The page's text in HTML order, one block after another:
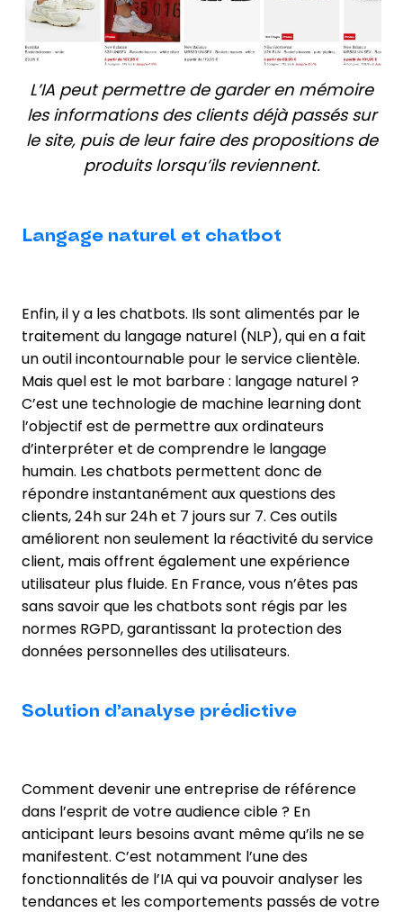
L’IA peut permettre de garder en mémoire
les informations des clients déjà passés sur
le site, puis de leur faire des propositions de
produits lorsqu’ils reviennent.
Langage naturel et chatbot
Enfin, il y a les chatbots. Ils sont alimentés par le
traitement du langage naturel (NLP), qui en a fait
un outil incontournable pour le service clientèle.
Mais quel est le mot barbare : langage naturel ?
C’est une technologie de machine learning dont
l’objectif est de permettre aux ordinateurs
d’interpréter et de comprendre le langage
humain. Les chatbots permettent donc de
répondre instantanément aux questions des
clients, 24h sur 24h et 7 jours sur 7. Ces outils
améliorent non seulement la réactivité du service
client, mais offrent également une expérience
utilisateur plus fluide. En France, vous n’êtes pas
sans savoir que les chatbots sont régis par les
normes RGPD, garantissant la protection des
données personnelles des utilisateurs.
Solution d’analyse prédictive
Comment devenir une entreprise de référence
dans l’esprit de votre audience cible ? En
anticipant leurs besoins avant même qu’ils ne se
manifestent. C’est notamment l’une des
fonctionnalités de l’IA qui va pouvoir analyser les
tendances et les comportements passés de votre